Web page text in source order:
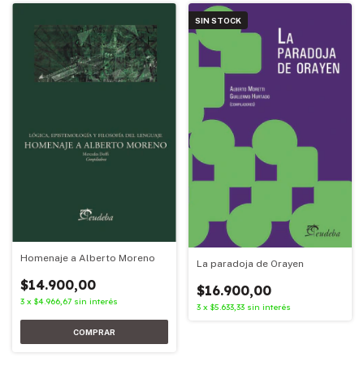
Homenaje a Alberto Moreno
$14.900,00
3 x $4.966,67 sin interés
SIN STOCK
La paradoja de Orayen
$16.900,00
3 x $5.633,33 sin interés